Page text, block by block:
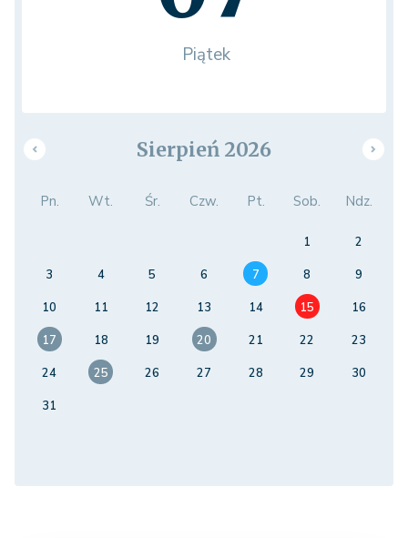
Piątek
Sierpień 2026
Pn. Wt. Śr. Czw. Pt. Sob. Ndz.
1
2
3
4 5 6 7 8
9
10
11 12 13 14 15
16
17
18 19 20 21 22
23
24
25 26 27 28 29
30
31